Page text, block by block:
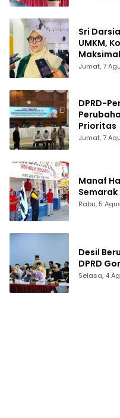
Sri
UMKM,
Maksimal
Jumat, 7
DPRD-
Prioritas
Jumat, 7
Manaf
Semarak
Rabu, 5
Desil
DPRD
Selasa, 4